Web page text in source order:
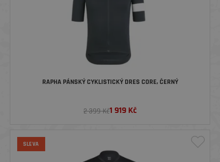
RAPHA PÁNSKÝ CYKLISTICKÝ DRES CORE, ČERNÝ
2 399 Kč1 919 Kč
SLEVA